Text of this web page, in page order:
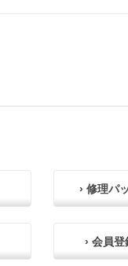
› 修理パ
› 会員